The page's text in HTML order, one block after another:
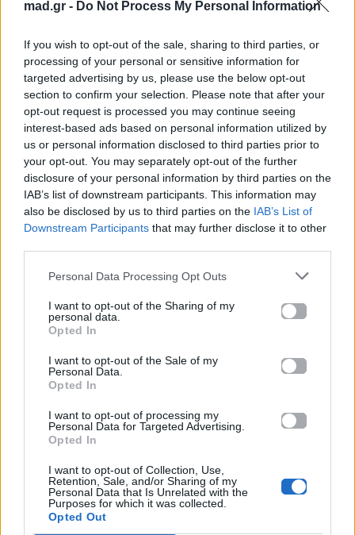
mad.gr - Do Not Process My Personal Information
If you wish to opt-out of the sale, sharing to third parties, or
processing of your personal or sensitive information for
targeted advertising by us, please use the below opt-out
section to confirm your selection. Please note that after your
opt-out request is processed you may continue seeing
interest-based ads based on personal information utilized by
us or personal information disclosed to third parties prior to
your opt-out. You may separately opt-out of the further
disclosure of your personal information by third parties on the
IAB’s list of downstream participants. This information may
also be disclosed by us to third parties on the IAB’s List of
Downstream Participants that may further disclose it to other
Personal Data Processing Opt Outs
I want to opt-out of the Sharing of my
personal data.
Opted In
I want to opt-out of the Sale of my
Personal Data.
Opted In
I want to opt-out of processing my
Personal Data for Targeted Advertising.
Opted In
I want to opt-out of Collection, Use,
Retention, Sale, and/or Sharing of my
Personal Data that Is Unrelated with the
Purposes for which it was collected.
Opted Out
Για σχόλια, μηνύματα ή φωτογραφικό υλικό
σχετικά με τοMad.gr, επισκεφτείτε μας στο
Facebook, επικοινωνήστε μέσωTwitterή
ακολουθήστε μας στο Instagram.
K-pop Stray Kids The dominATE Experience
σινεμά
ΤΑΙΝΙΑ
Mad.gr στο Google
News
Mad.gr στο MSN
Μοιράσου αυτό το άρθρο